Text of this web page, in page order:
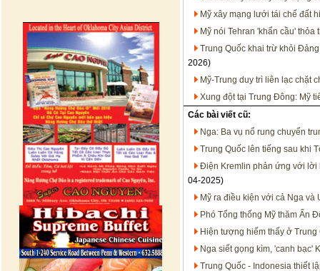
Mỹ xây mạng lưới tái chế đất
Mỹ nói Tehran 'khẩn cầu'
Trung Quốc khai trừ khỏi
2026)
Mỹ-Trung duy trì liên lạc chặt
Xung đột tại Trung Đông: Mỹ
Các bài viết cũ:
Nga: Ba vụ nổ rung chuyển
Trung Quốc lên tiếng sau khi
Điện Kremlin phản ứng với lời
04-2025)
Mỹ ra điều kiện với cả Nga và
Phó Tổng thống Mỹ thăm Ấn
Hiện tượng hiếm thấy ở
Nga siết gọng kìm, 'canh bạc'
Trung Quốc - Indonesia thiết